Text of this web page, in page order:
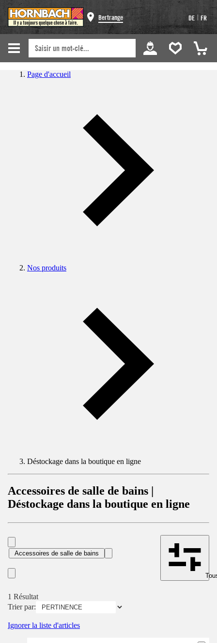
Bertrange DE | FR
Page d'accueil
Nos produits
Déstockage dans la boutique en ligne
Accessoires de salle de bains |
Déstockage dans la boutique en ligne
Accessoires de salle de bains
1 Résultat
Trier par:
Ignorer la liste d'articles